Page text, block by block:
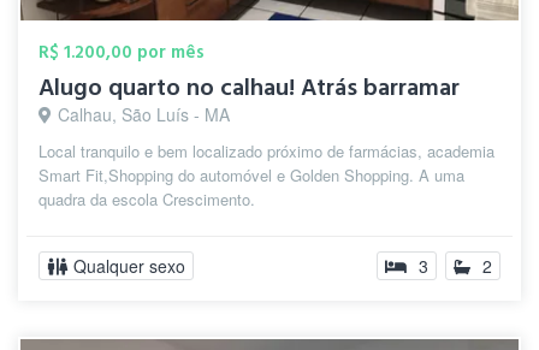
R$ 1.200,00 por mês
Alugo quarto no calhau! Atrás barramar
Calhau, São Luís - MA
Local tranquilo e bem localizado próximo de farmácias, academia
Smart Fit,Shopping do automóvel e Golden Shopping. A uma
quadra da escola Crescimento.
Qualquer sexo 3 2